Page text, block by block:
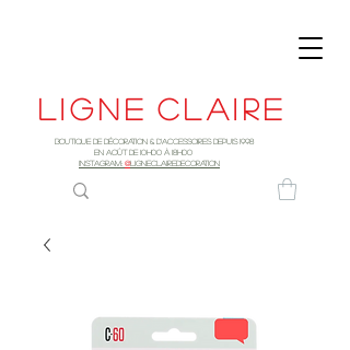
Ligne claire
Boutique de décoration & d'accessoires depuis 1998
EN AOûT DE 10h00 à 18H00
INSTAGRAM: @LIGNECLAIREDECORATION